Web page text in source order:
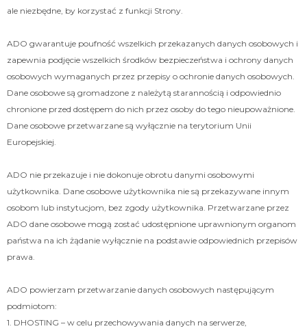
ale niezbędne, by korzystać z funkcji Strony.
ADO gwarantuje poufność wszelkich przekazanych danych osobowych i
zapewnia podjęcie wszelkich środków bezpieczeństwa i ochrony danych
osobowych wymaganych przez przepisy o ochronie danych osobowych.
Dane osobowe są gromadzone z należytą starannością i odpowiednio
chronione przed dostępem do nich przez osoby do tego nieupoważnione.
Dane osobowe przetwarzane są wyłącznie na terytorium Unii
Europejskiej.
ADO nie przekazuje i nie dokonuje obrotu danymi osobowymi
użytkownika. Dane osobowe użytkownika nie są przekazywane innym
osobom lub instytucjom, bez zgody użytkownika. Przetwarzane przez
ADO dane osobowe mogą zostać udostępnione uprawnionym organom
państwa na ich żądanie wyłącznie na podstawie odpowiednich przepisów
prawa.
ADO powierzam przetwarzanie danych osobowych następującym
podmiotom:
1. DHOSTING – w celu przechowywania danych na serwerze,